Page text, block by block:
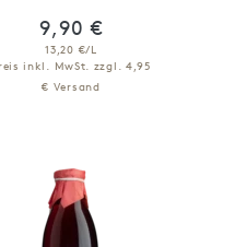
9,90 €
13,20 €/L
inkl. MwSt. zzgl. 4,95
€ Versand